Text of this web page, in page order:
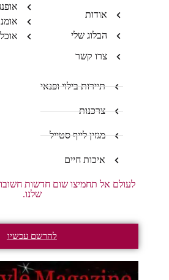
אודות
הבלוג שלי
צרו קשר
תיירות בילוי ופנאי
צרכנות
מגזין לייף סטייל
איכות חיים
לעולם אל תחמיצו שום חדשות
שלנו.
להרשם עכשיו